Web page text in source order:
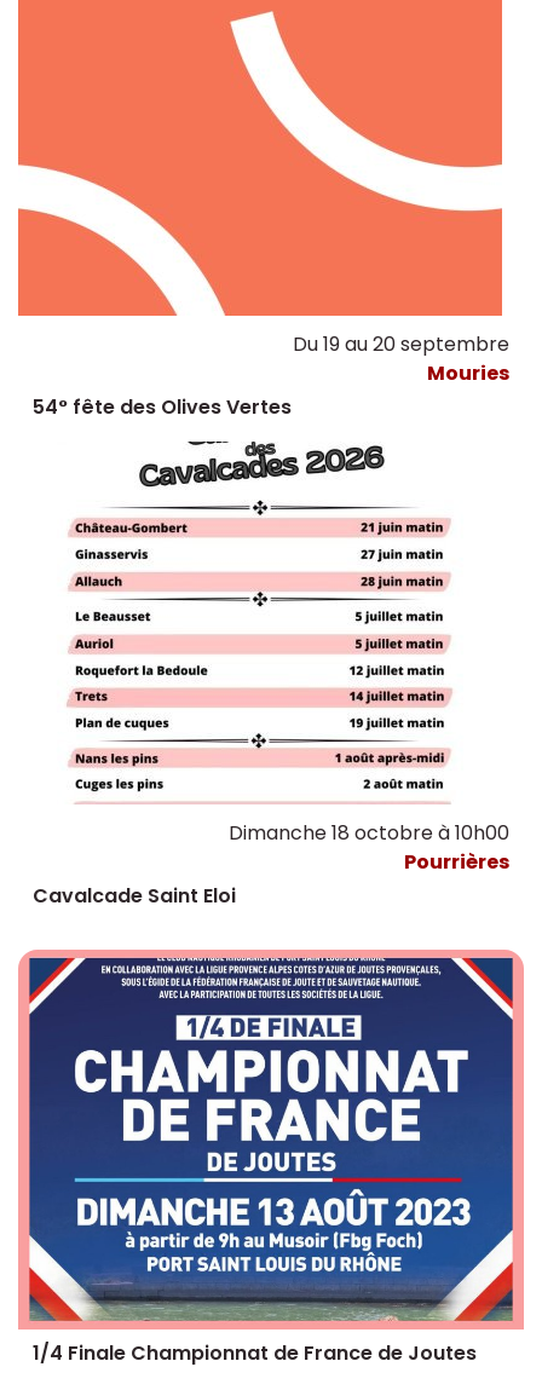
Du 19 au 20 septembre
Mouries
54° fête des Olives Vertes
Dimanche 18 octobre à 10h00
Pourrières
Cavalcade Saint Eloi
1/4 Finale Championnat de France de Joutes